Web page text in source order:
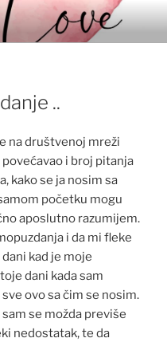
..
na društvenoj mreži
i broj pitanja
kako se ja nosim sa
početku mogu
aposlutno razumijem.
i da mi fleke
kad je moje
dani kada sam
ovo sa čim se nosim.
se možda previše
nedostatak, te da